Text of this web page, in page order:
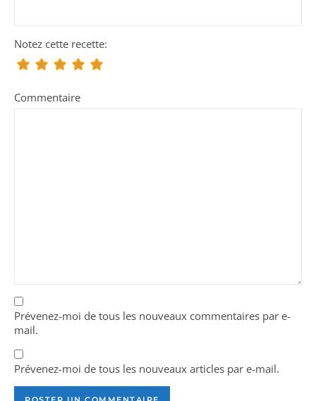
Notez cette recette:
Commentaire
Prévenez-moi de tous les nouveaux commentaires par e-
mail.
Prévenez-moi de tous les nouveaux articles par e-mail.